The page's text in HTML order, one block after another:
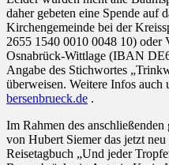
daher gebeten eine Spende auf
Kirchengemeinde bei der
2655 1540 0010 0048 10) oder
Osnabrück-Wittlage (IBAN
Angabe des Stichwortes
überweisen. Weitere Infos auch
bersenbrueck.de .
Im Rahmen des
von Hubert Siemer das jetzt
Reisetagbuch „Und jeder